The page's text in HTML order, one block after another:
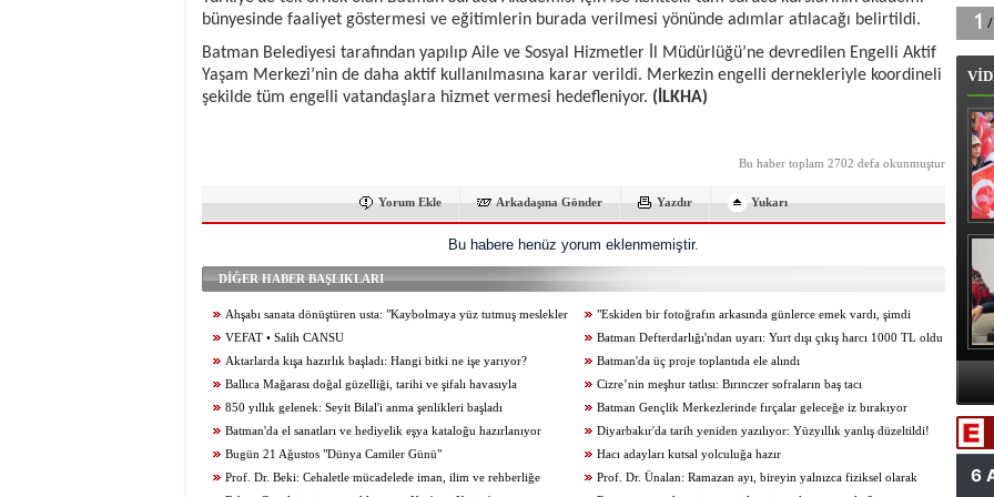
bünyesinde faaliyet göstermesi ve eğitimlerin burada verilmesi yönünde adımlar atılacağı belirtildi.
Batman Belediyesi tarafından yapılıp Aile ve Sosyal Hizmetler İl Müdürlüğü’ne devredilen Engelli Aktif
Yaşam Merkezi’nin de daha aktif kullanılmasına karar verildi. Merkezin engelli dernekleriyle koordineli
şekilde tüm engelli vatandaşlara hizmet vermesi hedefleniyor. (İLKHA)
Bu haber toplam 2702 defa okunmuştur
Yorum Ekle Arkadaşına Gönder Yazdır Yukarı
Bu habere henüz yorum eklenmemiştir.
DİĞER HABER BAŞLIKLARI
Ahşabı sanata dönüştüren usta: "Kaybolmaya yüz tutmuş meslekler
desteklenmeli"
"Eskiden bir fotoğrafın arkasında günlerce emek vardı, şimdi
birkaç tık yetiyor"
VEFAT • Salih CANSU
Batman Defterdarlığı'ndan uyarı: Yurt dışı çıkış harcı 1000 TL oldu
Aktarlarda kışa hazırlık başladı: Hangi bitki ne işe yarıyor?
Batman'da üç proje toplantıda ele alındı
Ballıca Mağarası doğal güzelliği, tarihi ve şifalı havasıyla
ziyaretçilerini büyülüyor
Cizre’nin meşhur tatlısı: Bırınczer sofraların baş tacı
850 yıllık gelenek: Seyit Bilal'i anma şenlikleri başladı
Batman Gençlik Merkezlerinde fırçalar geleceğe iz bırakıyor
Batman'da el sanatları ve hediyelik eşya kataloğu hazırlanıyor
Diyarbakır'da tarih yeniden yazılıyor: Yüzyıllık yanlış düzeltildi!
Bugün 21 Ağustos "Dünya Camiler Günü"
Hacı adayları kutsal yolculuğa hazır
Prof. Dr. Beki: Cehaletle mücadelede iman, ilim ve rehberliğe
Prof. Dr. Ünalan: Ramazan ayı, bireyin yalnızca fiziksel olarak